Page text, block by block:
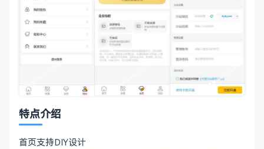
特点介绍
首页支持DIY设计